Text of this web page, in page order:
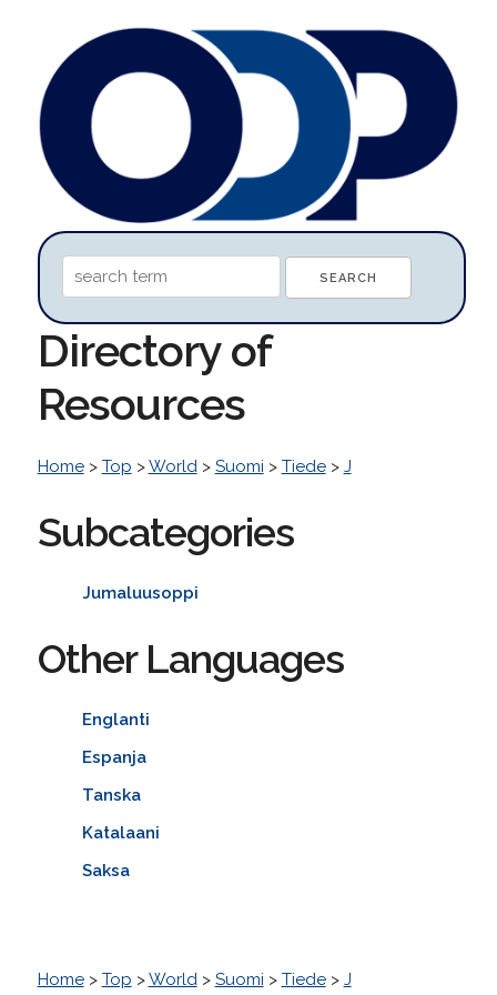
Directory of
Resources
Home> Top >World> Suomi > Tiede> J
Subcategories
Jumaluusoppi
Other Languages
Englanti
Espanja
Tanska
Katalaani
Saksa
Home> Top >World> Suomi > Tiede> J